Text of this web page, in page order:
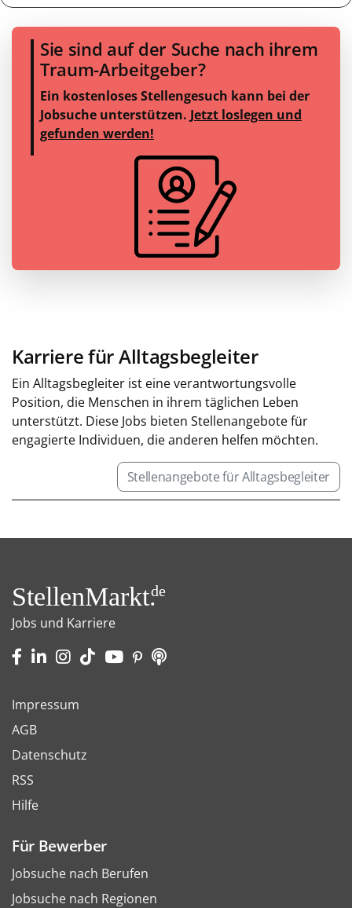
Sie sind auf der Suche nach ihrem
Traum-Arbeitgeber?
Ein kostenloses Stellengesuch kann bei der
Jobsuche unterstützen. Jetzt loslegen und
gefunden werden!
Karriere für Alltagsbegleiter
Ein Alltagsbegleiter ist eine verantwortungsvolle
Position, die Menschen in ihrem täglichen Leben
unterstützt. Diese Jobs bieten Stellenangebote für
engagierte Individuen, die anderen helfen möchten.
Stellenangebote für Alltagsbegleiter
StellenMarkt.de
Jobs und Karriere
Impressum
AGB
Datenschutz
RSS
Hilfe
Für Bewerber
Jobsuche nach Berufen
Jobsuche nach Regionen